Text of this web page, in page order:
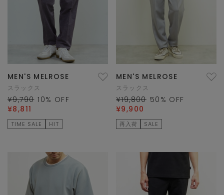
MEN'S MELROSE
スラックス
¥9,790 10% OFF
¥8,811
TIME SALE HIT
MEN'S MELROSE
スラックス
¥19,800 50 % OFF
¥9,900
再入荷 SALE